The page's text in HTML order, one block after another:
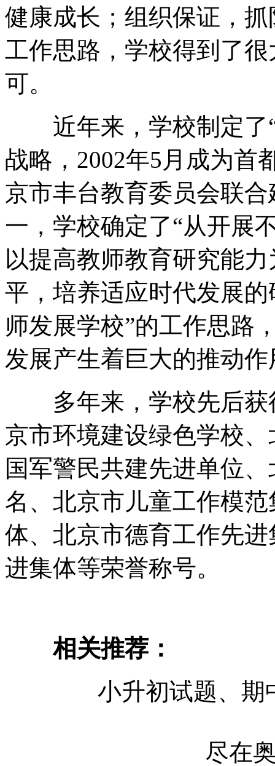
健康成长；组织保证，
工作思路，学校得到了
可。
近年来，学校制定了“
战略，2002年5月成为首
京市丰台教育委员会联
一，学校确定了“从开展
以提高教师教育研究能
平，培养适应时代发展
师发展学校”的工作思路
发展产生着巨大的推动作
多年来，学校先后获
京市环境建设绿色学校
国军警民共建先进单位
名、北京市儿童工作模
体、北京市德育工作先
进集体等荣誉称号。
相关推荐：
小升初试题、期
尽在